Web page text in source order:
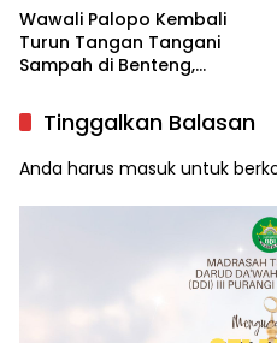
Wawali Palopo Kembali
Turun Tangan Tangani
Sampah di Benteng,
Tinggalkan Balasan
Anda harus masuk untuk